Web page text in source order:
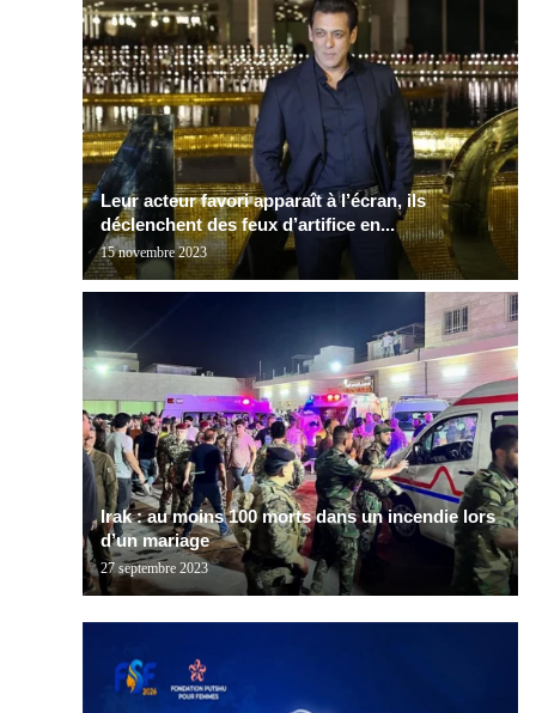
Leur acteur favori apparaît à l’écran, ils
déclenchent des feux d’artifice en...
15 novembre 2023
Irak : au moins 100 morts dans un incendie lors
d’un mariage
27 septembre 2023